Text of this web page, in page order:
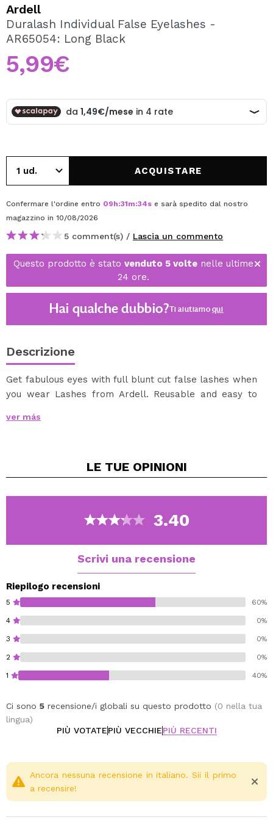
Creando un account su Maquibeauty.it potrai fare i tuoi
acquisti velocemente, controllare lo stato dei tuoi ordini e
Ardell
Duralash Individual False Eyelashes -
AR65054: Long Black
5,99€
ACQUISTARE
Confermare l'ordine entro 09h:31m:34s e sarà spedito dal nostro
magazzino in 10/08/2026
5 comment(s) / Lascia un commento
Questo prodotto è stato venduto 5 volte nelle ultime
24 ore.
Hai qualche dubbio?Ti aiutiamoqui
Descrizione
Get fabulous eyes with full blunt cut false lashes when
you wear Lashes from Ardell. Reusable and easy to
100% human hair.
the most of your gorgeous eyes.
ver más
LE TUE OPINIONI
3.40
Scrivi una recensione
Riepilogo recensioni
5 60%
4 0%
3 0%
2 0%
1 40%
Ci sono 5 recensione/i globali su questo prodotto (0 nella tua
lingua)
PIÙ VOTATEPIÙ VECCHIEPIÙ RECENTI
Ancora nessuna recensione in italiano. Sii il primo
a recensire!